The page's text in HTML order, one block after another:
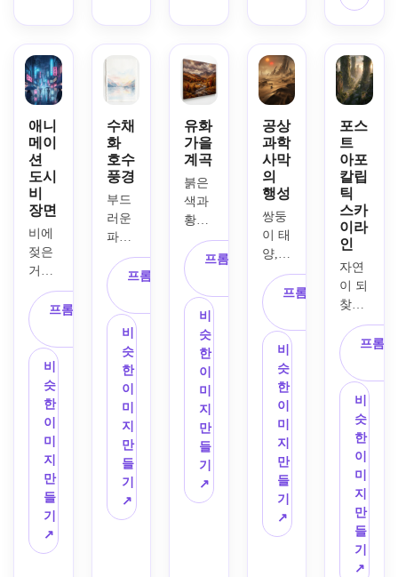
적인
사실
적인
산 풍
경.
골든
아워
조명,
부드
러운
볼륨
광선,
시원
한 파
란색
그림
자,
자연
스러
운 질
감,
광각
구성,
차분
한 분
위기,
매우
디테
일한
위에
따뜻
한 림
라이
트,
사실
적인
물 반
사,
부드
러운
구름,
풍부
한 열
대 질
고요
한 휴
가 분
위기,
균형
잡힌
지평
선 프
포,
떠다
니는
안개,
극적
인 구
름층,
빛나
는 성
창문,
웅장
한 영
화적
구성,
마법
같은
블루-
바이
올렛
팔레
트,
영웅
적인
규모
러운
안개,
떠다
니는
마법
의 입
자,
몽환
적인
청록
색과
에메
랄드
조명,
레이
어드
깊이,
섬세
한 질
매우
디테
일한
판타
지 일
러스
평화
로운
애니
메이
션 시
골 풍
경.
따뜻
한 향
수를
불러
일으
키는
색상
팔레
트,
손으
로 그
린 배
경 질
감,
부드
러운
햇빛,
통풍
이 잘
되는
구도,
기발
한 디
테일,
애니
메이
션
도시
비
장면
비에
젖은
거리,
네온
반사,
우산,
빛나
는 가
게 간
판이
있는
밤의
무디
한 애
니메
이션
스타
일의
프롬프트 복
비
슷
한
이
미
지
만
들
기
↗
수채
화
호수
풍경
부드
러운
파스
텔 하
늘 아
래 산
으로
둘러
싸인
고요
한 호
수의
섬세
한 수
채화
풍경.
부드
러운
프롬프트 복
비
슷
한
이
미
지
만
들
기
↗
유화
가을
계곡
붉은
색과
황금
색 나
무,
흐르
는
강,
극적
인 구
름 덮
개가
있는
풍부
한 유
화 스
타일
의 가
프롬프트 복
비
슷
한
이
미
지
만
들
기
↗
공상
과학
사막
의
행성
쌍둥
이 태
양,
광대
한 바
람이
몰아
치는
모래
언덕,
지평
선에
있는
고대
미래
유적
지가
있는
프롬프트 복
비
슷
한
이
미
지
만
들
기
↗
포스
트
아포
칼립
틱
스카
이라
인
자연
이 되
찾은
극적
인 종
말 이
후의
도시
풍경,
포도
나무
가 마
천루
를 덮
고,
갈라
진 도
프롬
비
슷
한
이
미
지
만
들
기
↗